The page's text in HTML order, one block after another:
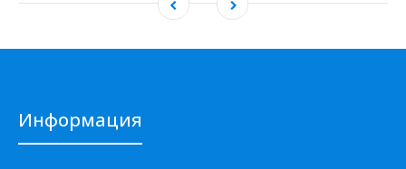
Информация